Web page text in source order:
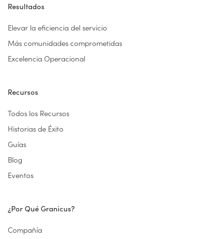
Resultados
Elevar la eficiencia del servicio
Más comunidades comprometidas
Excelencia Operacional
Recursos
Todos los Recursos
Historias de Éxito
Guías
Blog
Eventos
¿Por Qué Granicus?
Compañía